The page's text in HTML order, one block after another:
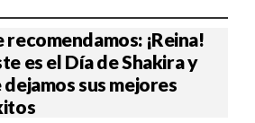
recomendamos: ¡Reina!
es el Día de Shakira y
dejamos sus mejores